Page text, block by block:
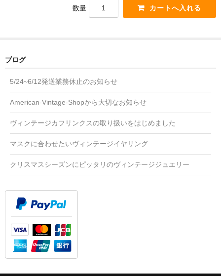
数量
ブログ
5/24~6/12発送業務休止のお知らせ
American-Vintage-Shopから大切なお知らせ
ヴィンテージカフリンクスの取り扱いをはじめました
マスクに合わせたいヴィンテージイヤリング
クリスマスシーズンにピッタリのヴィンテージジュエリー